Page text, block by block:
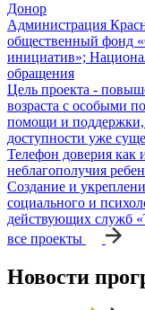
Донор
Администрация
общественный фонд
инициатив»;
обращения
Цель проекта -
возраста с особыми
помощи и поддержки,
доступности уже
Телефон доверия как
неблагополучия
Создание и
социального и
действующих служб
все проекты
Новости